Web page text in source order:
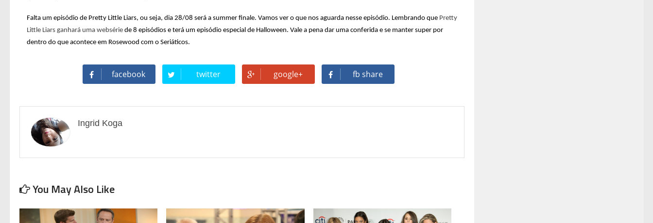
Falta um episódio de Pretty Little Liars, ou seja, dia 28/08 será a summer finale. Vamos ver o que nos aguarda nesse episódio. Lembrando que Pretty
Little Liars ganhará uma websériede 8 episódios e terá um episódio especial de Halloween. Vale a pena dar uma conferida e se manter super por
dentro do que acontece em Rosewood com o Seriáticos.
facebook twitter google+ fb share
Ingrid Koga
You May Also Like